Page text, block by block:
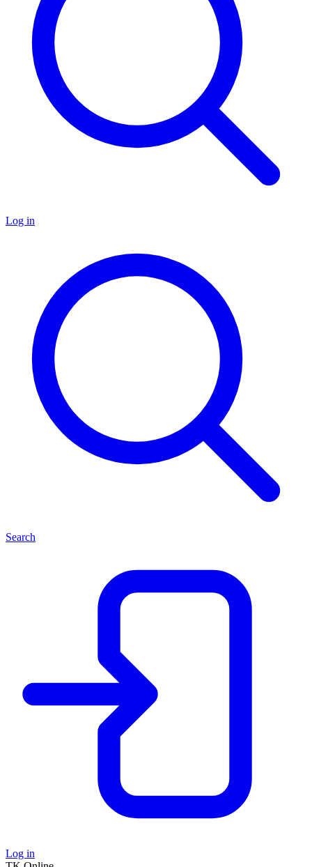
Log in
Search
Log in